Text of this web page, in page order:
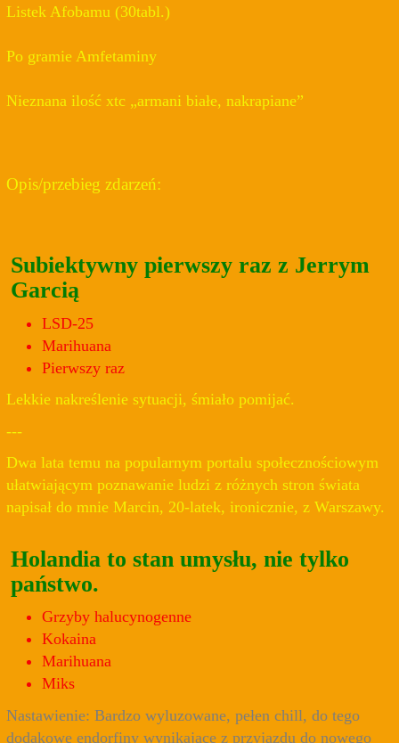
Listek Afobamu (30tabl.)
Po gramie Amfetaminy
Nieznana ilość xtc armani białe, nakrapiane
Opis/przebieg zdarzeń:
Subiektywny pierwszy raz z Jerrym
Garcią
LSD-25
Marihuana
Pierwszy raz
Lekkie nakreślenie sytuacji, śmiało pomijać.
---
Dwa lata temu na popularnym portalu społecznościowym
ułatwiającym poznawanie ludzi z różnych stron świata
napisał do mnie Marcin, 20-latek, ironicznie, z Warszawy.
Holandia to stan umysłu, nie tylko
państwo.
Grzyby halucynogenne
Kokaina
Marihuana
Miks
Nastawienie: Bardzo wyluzowane, pełen chill, do tego
dodakowe endorfiny wynikające z przyjazdu do nowego